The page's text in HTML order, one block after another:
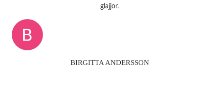
glajjor.
BIRGITTA ANDERSSON